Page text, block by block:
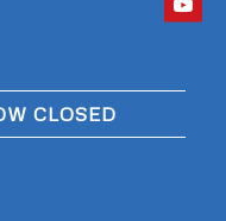
CLOSED